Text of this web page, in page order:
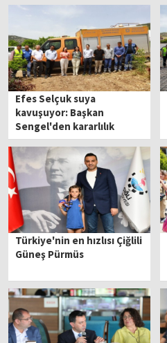
Efes Selçuk suya
kavuşuyor: Başkan
Sengel'den kararlılık
mesajı
Türkiye'nin en hızlısı Çiğlili
Güneş Pürmüs